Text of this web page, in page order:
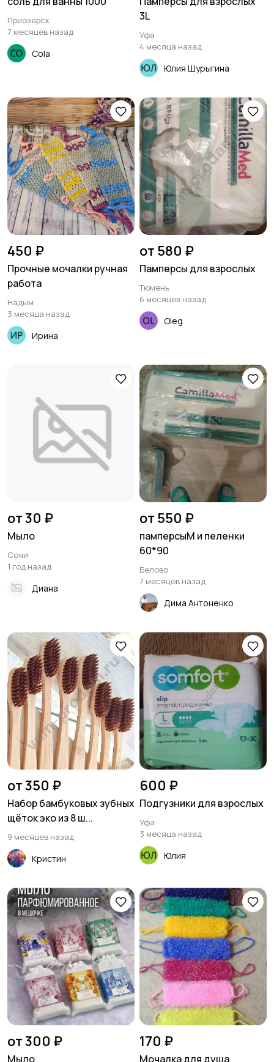
Приозерск
7 месяцев назад
Cola
3L
Уфа
4 месяца назад
Юлия Шурыгина
450 ₽
Прочные мочалки ручная
работа
Надым
3 месяца назад
Ирина
от 580 ₽
Памперсы для взрослых
Тюмень
6 месяцев назад
Oleg
от 30 ₽
Мыло
Сочи
1 год назад
Диана
от 550 ₽
памперсыM и пеленки
60*90
Белово
7 месяцев назад
Дима Антоненко
от 350 ₽
Набор бамбуковых зубных
щёток эко из 8 ш...
9 месяцев назад
Кристин
600 ₽
Подгузники для взрослых
Уфа
3 месяца назад
Юлия
от 300 ₽
Мыло
170 ₽
Мочалка для душа